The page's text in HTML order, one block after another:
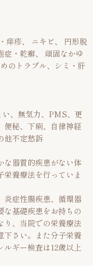
痒疹、 ニキビ、 円形脱
症・乾癬、 頑固なかゆ
のトラブル、シミ・肝
、無気力、PMS、更
便秘、下痢、自律神経
他不定愁訴
な器質的疾患がない体
養療法を行っていま
炎症性腸疾患、循環器
な基礎疾患をお持ちの
り、当院での栄養療法
下さい。また分子栄養
ギー検査は12歳以上